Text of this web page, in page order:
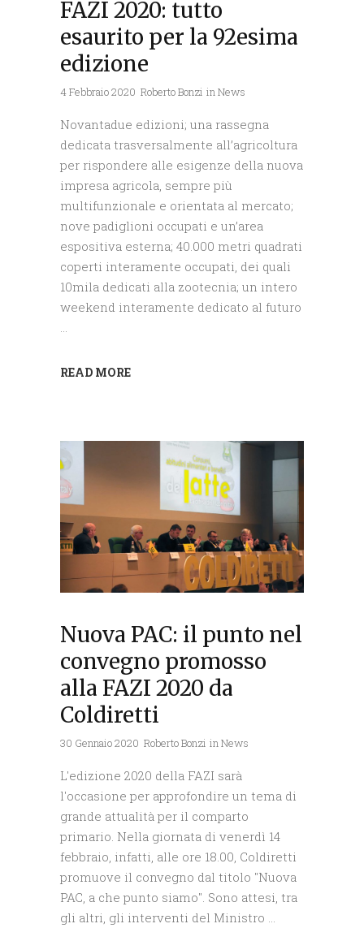
FAZI 2020: tutto
esaurito per la 92esima
edizione
4 Febbraio 2020 Roberto Bonzi inNews
Novantadue edizioni; una rassegna
dedicata trasversalmente all’agricoltura
per rispondere alle esigenze della nuova
impresa agricola, sempre più
multifunzionale e orientata al mercato;
nove padiglioni occupati e un’area
espositiva esterna; 40.000 metri quadrati
coperti interamente occupati, dei quali
10mila dedicati alla zootecnia; un intero
weekend interamente dedicato al futuro
READ MORE
Nuova PAC: il punto nel
convegno promosso
alla FAZI 2020 da
Coldiretti
30 Gennaio 2020 Roberto Bonzi inNews
L'edizione 2020 della FAZI sarà
l'occasione per approfondire un tema di
grande attualità per il comparto
primario. Nella giornata di venerdì 14
febbraio, infatti, alle ore 18.00, Coldiretti
promuove il convegno dal titolo "Nuova
PAC, a che punto siamo". Sono attesi, tra
gli altri, gli interventi del Ministro